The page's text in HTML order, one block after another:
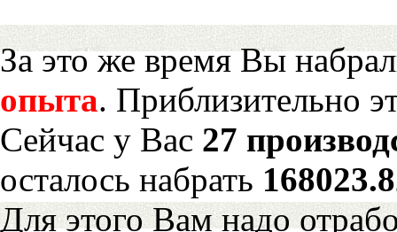
За это же время Вы
опыта. Приблизительно
Сейчас у Вас 27
осталось набрать
Для этого Вам надо